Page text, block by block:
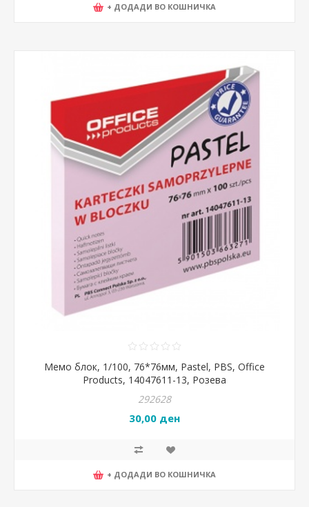
+ ДОДАДИ ВО КОШНИЧКА
Мемо блок, 1/100, 76*76мм, Pastel, PBS, Office
Products, 14047611-13, Розева
292628
30,00 ден
+ ДОДАДИ ВО КОШНИЧКА